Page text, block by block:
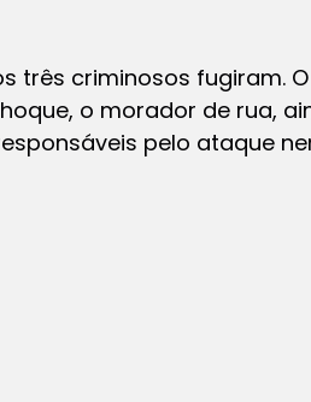
três criminosos fugiram.
o morador de rua,
pelo ataque